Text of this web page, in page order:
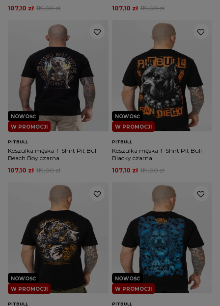
119,00 zł
107,10 zł
119,00 zł
107,10 zł
W PROMOCJI
NOWOŚĆ
PITBULL
Koszulka męska T-Shirt Pit Bull
Beach Boy czarna
119,00 zł
107,10 zł
W PROMOCJI
NOWOŚĆ
PITBULL
Koszulka męska T-Shirt Pit Bull
Blacky czarna
119,00 zł
107,10 zł
W PROMOCJI
NOWOŚĆ
PITBULL
W PROMOCJI
NOWOŚĆ
PITBULL